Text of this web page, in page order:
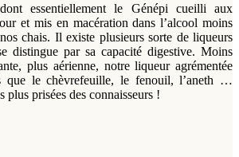
essentiellement le Génépi cueilli aux
et mis en macération dans l’alcool moins
chais. Il existe plusieurs sorte de liqueurs
distingue par sa capacité digestive. Moins
plus aérienne, notre liqueur agrémentée
que le chèvrefeuille, le fenouil, l’aneth …
plus prisées des connaisseurs !